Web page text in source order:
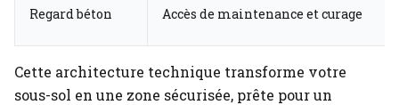
Regard béton Accès de maintenance et curage
Cette architecture technique transforme votre
sous-sol en une zone sécurisée, prête pour un